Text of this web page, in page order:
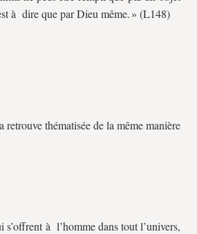
à dire que par Dieu même. » (L148)
retrouve thématisée de la même manière
s’offrent à l’homme dans tout l’univers,